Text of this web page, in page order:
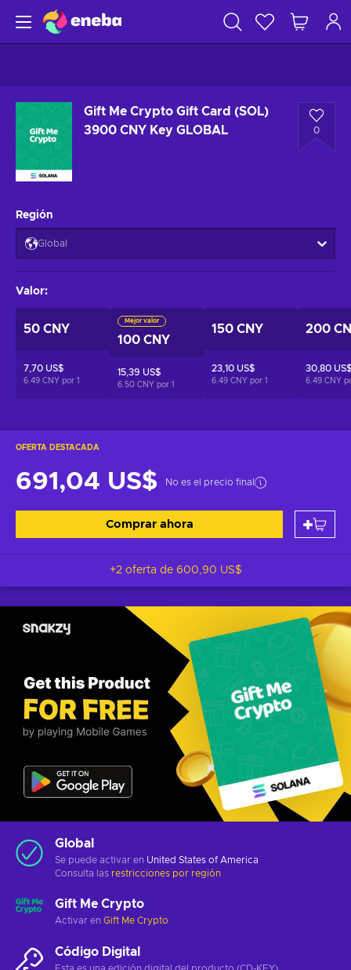
Gift Me Crypto Gift Card (SOL)
3900 CNY Key GLOBAL
0
OFERTA DESTACADA
691,04 US$ No es el precio final
Comprar ahora
+2 oferta de 600,90 US$
Global
Se puede activar en United States of America
Consulta las restricciones por región
Gift Me Crypto
Activar en Gift Me Crypto
Código Digital
Esta es una edición digital del producto (CD-KEY)
Región
Global
Valor:
50 CNY
7,70 US$
6.49 CNY por 1
Mejor valor
100 CNY
15,39 US$
6.50 CNY por 1
150 CNY
23,10 US$
6.49 CNY por 1
200
30,80 US$
6.49 CNY